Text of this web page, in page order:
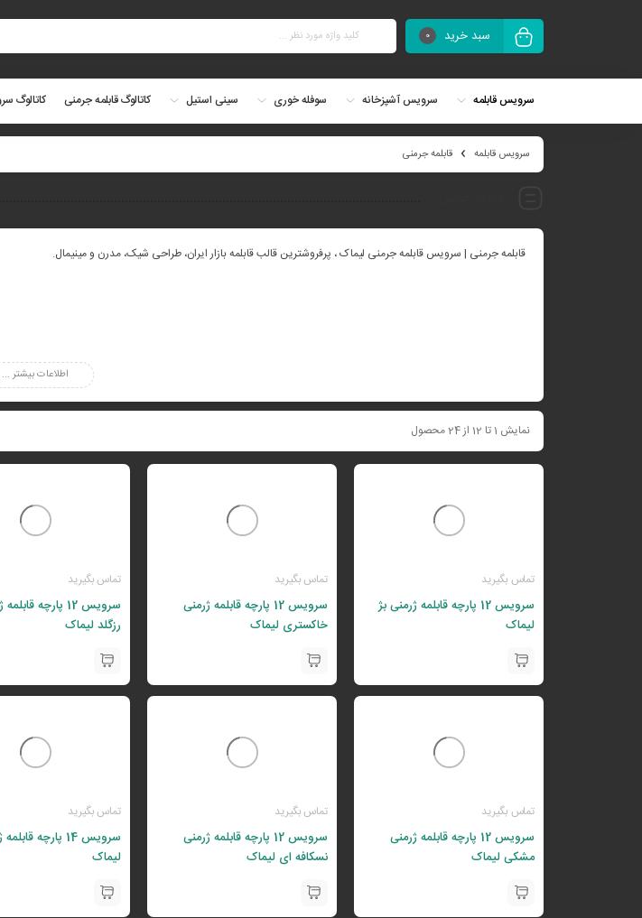
سبد خرید 0
سرویس قابلمه سرویس آشپزخانه سوفله خوری سینی استیل کاتالوگ قابلمه جرمنی کاتالوگ
سرویس قابلمه قابلمه جرمنی
قابلمه جرمنی | سرویس قابلمه جرمنی لیماک ، پرفروشترین قالب قابلمه بازار ایران، طراحی شیک، مدرن و مینیمال.
اطلاعات بیشتر ...
نمایش 1 تا 12 از 24 محصول
تماس بگیرید
سرویس 12 پارچه قابلمه ژرمنی بژ
لیماک
تماس بگیرید
سرویس 12 پارچه قابلمه ژرمنی
خاکستری لیماک
تماس بگیرید
سرویس 12 پارچه
رزگلد لیماک
تماس بگیرید
سرویس 12 پارچه قابلمه ژرمنی
مشکی لیماک
تماس بگیرید
سرویس 12 پارچه قابلمه ژرمنی
نسکافه ای لیماک
تماس بگیرید
سرویس 14 پارچه
لیماک